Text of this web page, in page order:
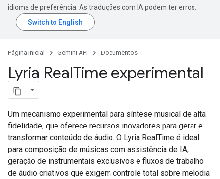
idioma de preferência. As traduções com IA podem ter erros.
Página inicial Gemini API Documentos
Lyria RealTime experimental
Um mecanismo experimental para síntese musical de alta
fidelidade, que oferece recursos inovadores para gerar e
transformar conteúdo de áudio. O Lyria RealTime é ideal
para composição de músicas com assistência de IA,
geração de instrumentais exclusivos e fluxos de trabalho
de áudio criativos que exigem controle total sobre melodia